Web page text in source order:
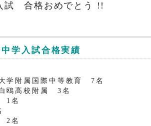
試 合格おめでとう !!
学入試合格実績
学附属国際中等教育 7名
鴎高校附属 3名
1名
2名